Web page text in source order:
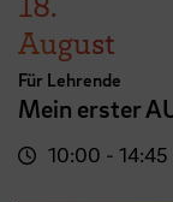
August
Für Lehrende
Mein erster
10:00 - 14:45